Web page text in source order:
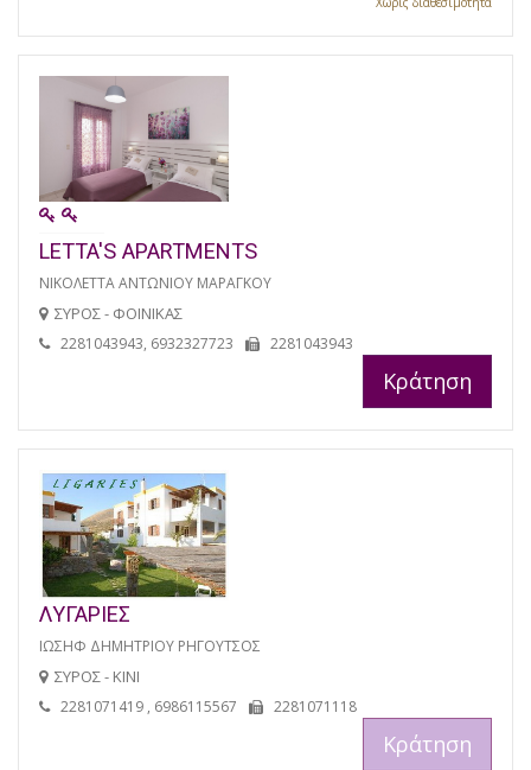
LETTA'S APARTMENTS
ΝΙΚΟΛΕΤΤΑ ΑΝΤΩΝΙΟΥ ΜΑΡΑΓΚΟΥ
ΣΥΡΟΣ - ΦΟΙΝΙΚΑΣ
2281043943, 6932327723 2281043943
Κράτηση
ΛΥΓΑΡΙΕΣ
ΙΩΣΗΦ ΔΗΜΗΤΡΙΟΥ ΡΗΓΟΥΤΣΟΣ
ΣΥΡΟΣ - ΚΙΝΙ
2281071419 , 6986115567 2281071118
Κράτηση